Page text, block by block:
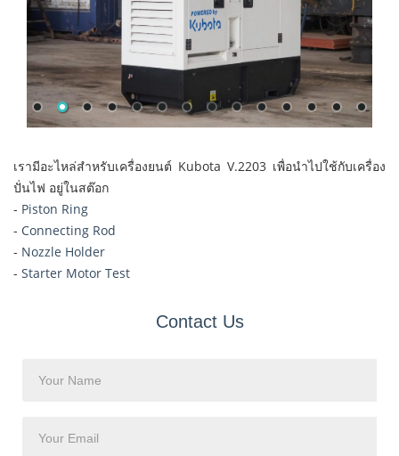
เรามีอะไหล่สำหรับเครื่องยนต์ Kubota V.2203 เพื่อนำไปใช้กับเครื่อง
ปั่นไฟ อยู่ในสต๊อก
- Piston Ring
- Connecting Rod
- Nozzle Holder
- Starter Motor Test
Contact Us